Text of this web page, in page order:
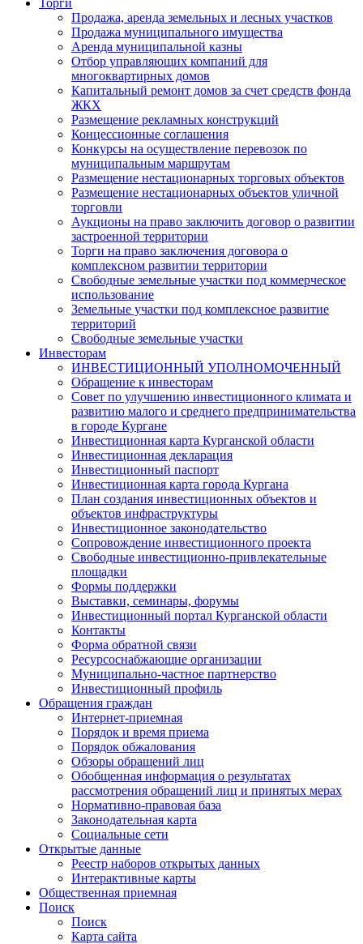
Торги
Продажа, аренда земельных и лесных участков
Продажа муниципального имущества
Аренда муниципальной казны
Отбор управляющих компаний для
многоквартирных домов
Капитальный ремонт домов за счет средств фонда
ЖКХ
Размещение рекламных конструкций
Концессионные соглашения
Конкурсы на осуществление перевозок по
муниципальным маршрутам
Размещение нестационарных торговых объектов
Размещение нестационарных объектов уличной
торговли
Аукционы на право заключить договор о развитии
застроенной территории
Торги на право заключения договора о
комплексном развитии территории
Свободные земельные участки под коммерческое
использование
Земельные участки под комплексное развитие
территорий
Свободные земельные участки
Инвесторам
ИНВЕСТИЦИОННЫЙ УПОЛНОМОЧЕННЫЙ
Обращение к инвесторам
Совет по улучшению инвестиционного климата и
развитию малого и среднего предпринимательства
в городе Кургане
Инвестиционная карта Курганской области
Инвестиционная декларация
Инвестиционный паспорт
Инвестиционная карта города Кургана
План создания инвестиционных объектов и
объектов инфраструктуры
Инвестиционное законодательство
Сопровождение инвестиционного проекта
Свободные инвестиционно-привлекательные
площадки
Формы поддержки
Выставки, семинары, форумы
Инвестиционный портал Курганской области
Контакты
Форма обратной связи
Ресурсоснабжающие организации
Муниципально-частное партнерство
Инвестиционный профиль
Обращения граждан
Интернет-приемная
Порядок и время приема
Порядок обжалования
Обзоры обращений лиц
Обобщенная информация о результатах
рассмотрения обращений лиц и принятых мерах
Нормативно-правовая база
Законодательная карта
Социальные сети
Открытые данные
Реестр наборов открытых данных
Интерактивные карты
Общественная приемная
Поиск
Поиск
Карта сайта